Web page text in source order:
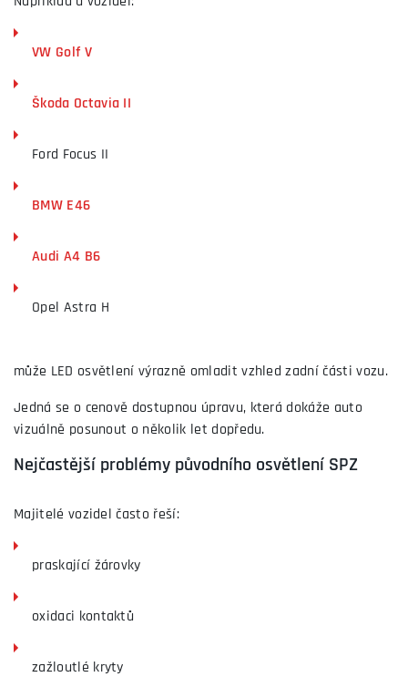
VW Golf V
Škoda Octavia II
Ford Focus II
BMW E46
Audi A4 B6
Opel Astra H
může LED osvětlení výrazně omladit vzhled zadní části vozu.
Jedná se o cenově dostupnou úpravu, která dokáže auto
vizuálně posunout o několik let dopředu.
Nejčastější problémy původního osvětlení SPZ
Majitelé vozidel často řeší:
praskající žárovky
oxidaci kontaktů
zažloutlé kryty